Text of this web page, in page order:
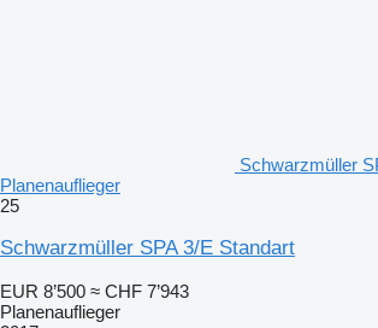
Schwarzmüller
Planenauflieger
25
Schwarzmüller SPA 3/E Standart
EUR 8’500 ≈ CHF 7’943
Planenauflieger